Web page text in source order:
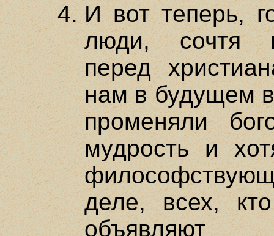
И вот теперь,
люди, сочтя
перед
нам в будущем
променяли
мудрость и
деле, всех,